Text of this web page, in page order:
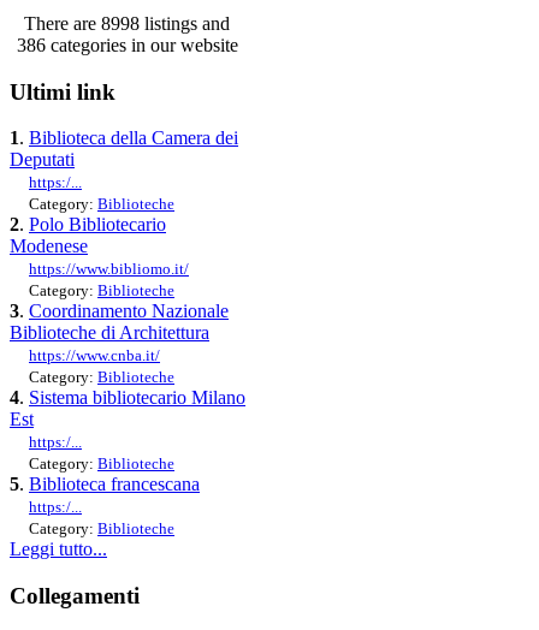
There are 8998 listings and
386 categories in our website
Ultimi link
1. Biblioteca della Camera dei
Deputati
https:/...
Category: Biblioteche
2. Polo Bibliotecario
Modenese
https://www.bibliomo.it/
Category: Biblioteche
3. Coordinamento Nazionale
Biblioteche di Architettura
https://www.cnba.it/
Category: Biblioteche
4. Sistema bibliotecario Milano
Est
https:/...
Category: Biblioteche
5. Biblioteca francescana
https:/...
Category: Biblioteche
Leggi tutto...
Collegamenti